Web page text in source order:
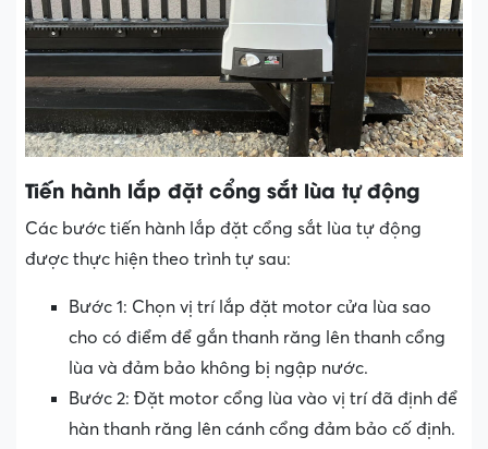
Tiến hành lắp đặt cổng sắt lùa tự động
Các bước tiến hành lắp đặt cổng sắt lùa tự động
được thực hiện theo trình tự sau:
Bước 1: Chọn vị trí lắp đặt motor cửa lùa sao
cho có điểm để gắn thanh răng lên thanh cổng
lùa và đảm bảo không bị ngập nước.
Bước 2: Đặt motor cổng lùa vào vị trí đã định để
hàn thanh răng lên cánh cổng đảm bảo cố định.